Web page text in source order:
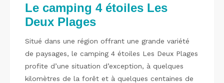
Le camping 4 étoiles Les
Deux Plages
Situé dans une région offrant une grande variété
de paysages, le camping 4 étoiles Les Deux Plages
profite d’une situation d’exception, à quelques
kilomètres de la forêt et à quelques centaines de